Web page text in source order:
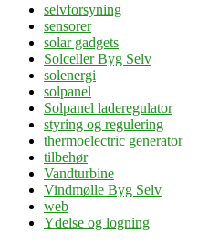
selvforsyning
sensorer
solar gadgets
Solceller Byg Selv
solenergi
solpanel
Solpanel laderegulator
styring og regulering
thermoelectric generator
tilbehør
Vandturbine
Vindmølle Byg Selv
web
Ydelse og logning